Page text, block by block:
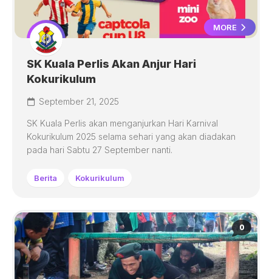
MORE
SK Kuala Perlis Akan Anjur Hari
Kokurikulum
September 21, 2025
SK Kuala Perlis akan menganjurkan Hari Karnival
Kokurikulum 2025 selama sehari yang akan diadakan
pada hari Sabtu 27 September nanti.
Berita Kokurikulum
0